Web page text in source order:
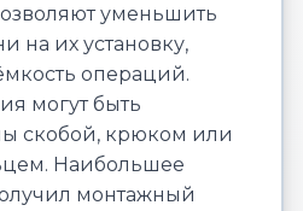
уменьшить
на их установку,
операций.
могут быть
скобой, крюком или
Наибольшее
монтажный